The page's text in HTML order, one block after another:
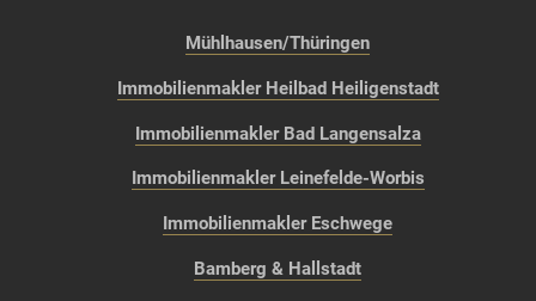
Mühlhausen/Thüringen
Immobilienmakler Heilbad Heiligenstadt
Immobilienmakler Bad Langensalza
Immobilienmakler Leinefelde-Worbis
Immobilienmakler Eschwege
Bamberg & Hallstadt